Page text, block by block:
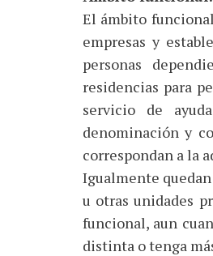
El ámbito
empresas y
personas
residencias para
servicio de
denominación y
correspondan a la
Igualmente
u otras unidades
funcional, aun
distinta o tenga